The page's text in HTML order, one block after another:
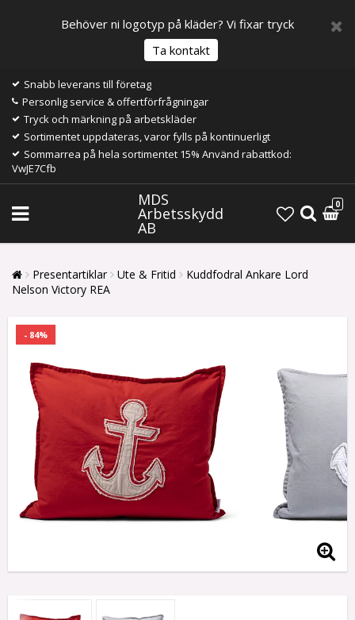
Behöver ni logotyp på kläder? Vi fixar tryck
Ta kontakt
Snabb leverans till företag
Personlig service & offertförfrågningar
Tryck och märkning på arbetskläder
Sortimentet uppdateras, varor fylls på kontinuerligt
Sommarrea på hela sortimentet 15% Använd rabattkod:
VwJE7Cfb
MDS
Arbetsskydd
AB
0
Presentartiklar Ute & Fritid
Kuddfodral Ankare Lord
Nelson Victory REA
- 84%